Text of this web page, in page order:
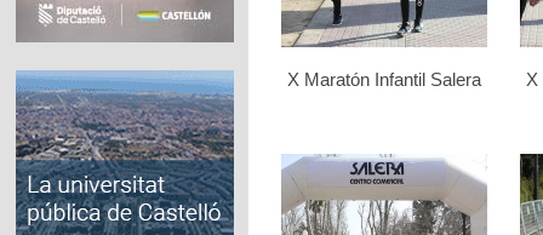
X Maratón Infantil Salera X